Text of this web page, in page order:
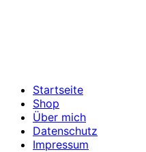
Startseite
Shop
Über mich
Datenschutz
Impressum